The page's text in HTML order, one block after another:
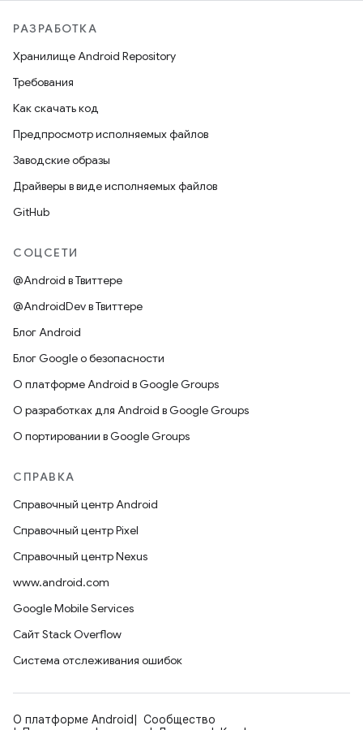
РАЗРАБОТКА
Хранилище Android Repository
Требования
Как скачать код
Предпросмотр исполняемых файлов
Заводские образы
Драйверы в виде исполняемых файлов
GitHub
СОЦСЕТИ
@Android в Твиттере
@AndroidDev в Твиттере
Блог Android
Блог Google о безопасности
О платформе Android в Google Groups
О разработках для Android в Google Groups
О портировании в Google Groups
СПРАВКА
Справочный центр Android
Справочный центр Pixel
Справочный центр Nexus
www.android.com
Google Mobile Services
Сайт Stack Overflow
Система отслеживания ошибок
О платформе Android
Сообщество